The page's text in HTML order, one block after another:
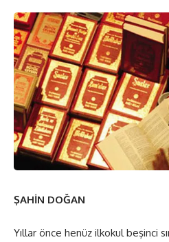
ŞAHİN DOĞAN
Yıllar önce henüz ilkokul beşinci